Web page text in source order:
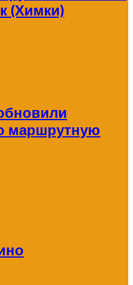
(Химки)
маршрутную